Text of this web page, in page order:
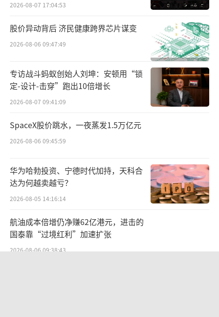
卢放强调，这里面的每个细节都无法速
成，只能依靠长期数据积淀、持续迭代优化，
以及一遍又一遍的实际验证。“久而久之，深
厚的制造经验和经验传承，会内化成一种造车
准把握。这是需要时间铸就的行业门槛，也是
所有参与者必须尊重的客观规律！”卢放说
道。
尽管卢放在发言中并没有直接提及小米，
但这两段发言还是被认为是在“隔空喊话”小
2026-08-07 17:04:53
股价异动背后 济民健康跨界芯片谋变
2026-08-06 09:47:49
专访战斗蚂蚁创始人刘坤：安顿用“锁
定-设计-击穿”跑出10倍增长
2026-08-07 09:41:09
SpaceX股价跳水，一夜蒸发1.5万亿元
2026-08-06 09:45:59
华为哈勃投资、宁德时代加持，天科合
达为何越卖越亏？
2026-08-05 14:16:14
航油成本倍增仍净赚62亿港元，进击的
国泰靠“过境红利”加速扩张
2026-08-06 09:38:43